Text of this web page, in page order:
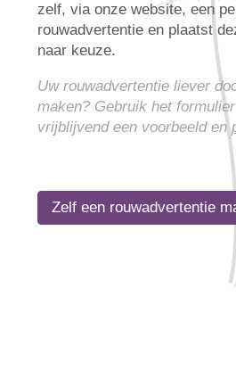
zelf, via onze website, een
rouwadvertentie en plaatst
naar keuze.
Uw rouwadvertentie liever
maken? Gebruik het
vrijblijvend een voorbeeld en
Zelf een rouwadvertentie